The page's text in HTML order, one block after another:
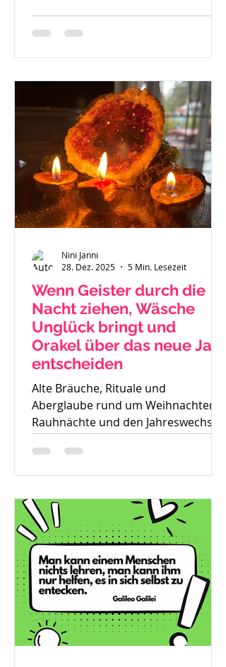
Wenn Geister durch die
Nacht ziehen, Wäsche
Unglück bringt und
Orakel über das neue Jahr
entscheiden
Alte Bräuche, Rituale und
Aberglaube rund um Weihnachten,
Rauhnächte und den Jahreswechsel
– warum früher vieles verboten war
und was davon bis heute geblieben
ist.
Nini Janni
28. Dez. 2025
5 Min. Lesezeit